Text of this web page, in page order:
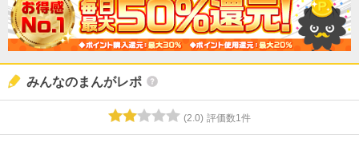
みんなのまんがレポ
(2.0) 評価数1件